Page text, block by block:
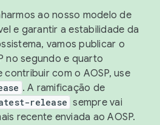
ao nosso modelo de
e garantir a estabilidade da
vamos publicar o
no segundo e quarto
com o AOSP, use
. A ramificação de
release sempre vai
recente enviada ao AOSP.